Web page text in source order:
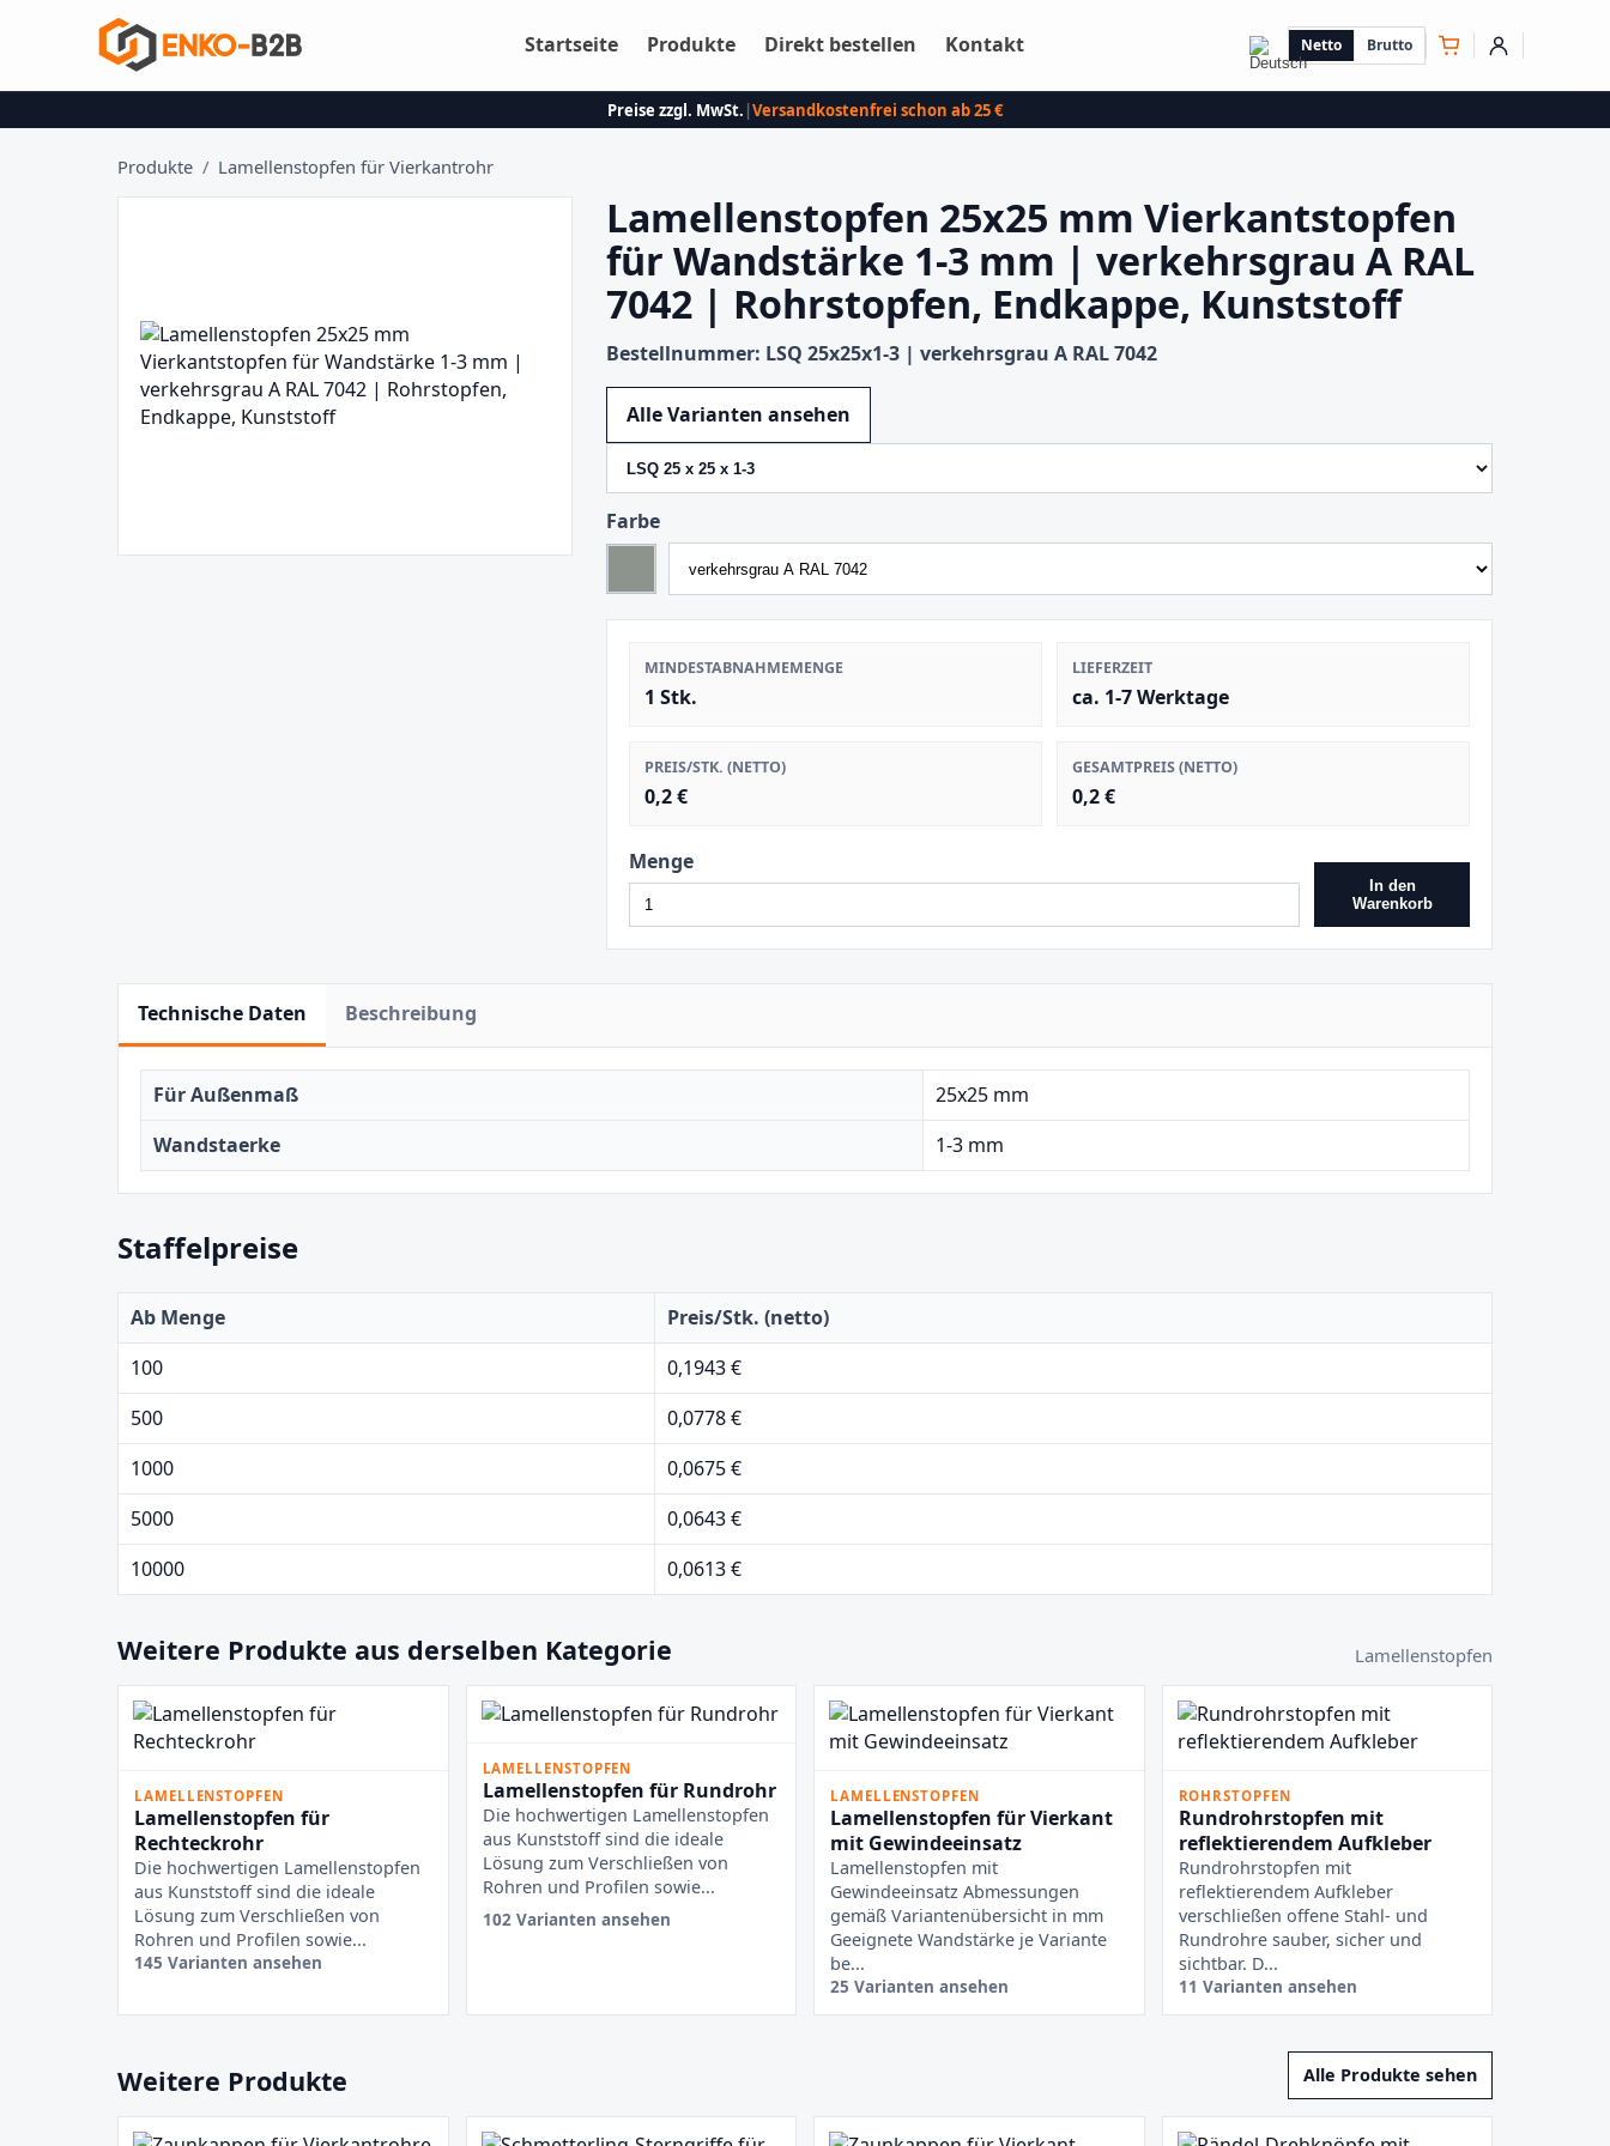
Startseite Produkte Direkt bestellen Kontakt Netto Brutto
Preise zzgl. MwSt. |Versandkostenfrei schon ab 25 €
Produkte / Lamellenstopfen für Vierkantrohr
Lamellenstopfen 25x25 mm Vierkantstopfen
für Wandstärke 1-3 mm | verkehrsgrau A RAL
7042 | Rohrstopfen, Endkappe, Kunststoff
Bestellnummer: LSQ 25x25x1-3 | verkehrsgrau A RAL 7042
Alle Varianten ansehen
Farbe
MINDESTABNAHMEMENGE
1 Stk.
LIEFERZEIT
ca. 1-7 Werktage
PREIS/STK. (NETTO)
0,2 €
GESAMTPREIS (NETTO)
0,2 €
Menge
In den
Warenkorb
Technische Daten Beschreibung
Für Außenmaß
25x25 mm
Wandstaerke
1-3 mm
Staffelpreise
Ab Menge
Preis/Stk. (netto)
100
0,1943 €
500
0,0778 €
1000
0,0675 €
5000
0,0643 €
10000
0,0613 €
Weitere Produkte aus derselben Kategorie Lamellenstopfen
LAMELLENSTOPFEN
Lamellenstopfen für
Rechteckrohr
Die hochwertigen Lamellenstopfen
aus Kunststoff sind die ideale
Lösung zum Verschließen von
Rohren und Profilen sowie...
145 Varianten ansehen
LAMELLENSTOPFEN
Lamellenstopfen für Rundrohr
Die hochwertigen Lamellenstopfen
aus Kunststoff sind die ideale
Lösung zum Verschließen von
Rohren und Profilen sowie...
102 Varianten ansehen
LAMELLENSTOPFEN
Lamellenstopfen für Vierkant
mit Gewindeeinsatz
Lamellenstopfen mit
Gewindeeinsatz Abmessungen
gemäß Variantenübersicht in mm
Geeignete Wandstärke je Variante
be...
25 Varianten ansehen
ROHRSTOPFEN
Rundrohrstopfen mit
reflektierendem Aufkleber
Rundrohrstopfen mit
reflektierendem Aufkleber
verschließen offene Stahl- und
Rundrohre sauber, sicher und
sichtbar. D...
11 Varianten ansehen
Weitere Produkte Alle Produkte sehen